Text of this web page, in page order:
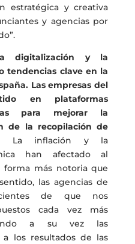
estratégica y creativa
y agencias por
y la
tendencias clave en la
Las empresas del
en plataformas
para mejorar la
de la recopilación de
La inflación y la
han afectado al
más notoria que
las agencias de
de que nos
cada vez más
a su vez las
los resultados de las